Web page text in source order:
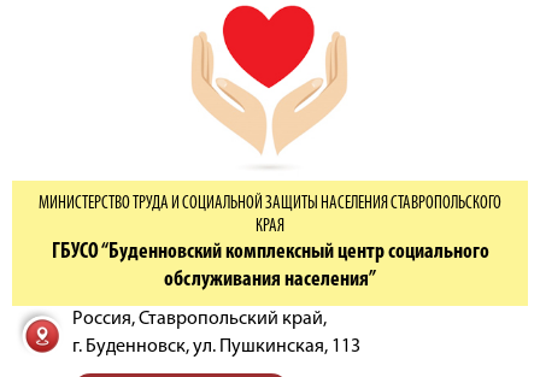
МИНИСТЕРСТВО ТРУДА И СОЦИАЛЬНОЙ ЗАЩИТЫ НАСЕЛЕНИЯ СТАВРОПОЛЬСКОГО
КРАЯ
ГБУСО “Буденновский комплексный центр социального
обслуживания населения”
Россия, Ставропольский край,
г. Буденновск,ул. Пушкинская, 113